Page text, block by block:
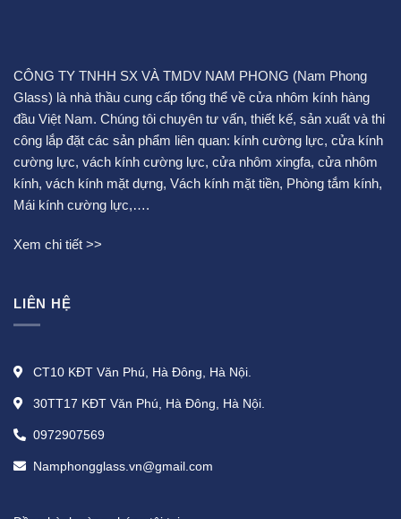
CÔNG TY TNHH SX VÀ TMDV NAM PHONG (Nam Phong
Glass) là nhà thầu cung cấp tổng thể về cửa nhôm kính hàng
đầu Việt Nam. Chúng tôi chuyên tư vấn, thiết kế, sản xuất và thi
công lắp đặt các sản phẩm liên quan: kính cường lực, cửa kính
cường lực, vách kính cường lực, cửa nhôm xingfa, cửa nhôm
kính, vách kính mặt dựng, Vách kính mặt tiền, Phòng tắm kính,
Mái kính cường lực,….
Xem chi tiết >>
LIÊN HỆ
CT10 KĐT Văn Phú, Hà Đông, Hà Nội.
30TT17 KĐT Văn Phú, Hà Đông, Hà Nội.
0972907569
Namphongglass.vn@gmail.com